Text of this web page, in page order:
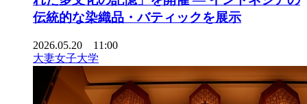
伝統的な染織品・バティックを展示
2026.05.20 11:00
大妻女子大学